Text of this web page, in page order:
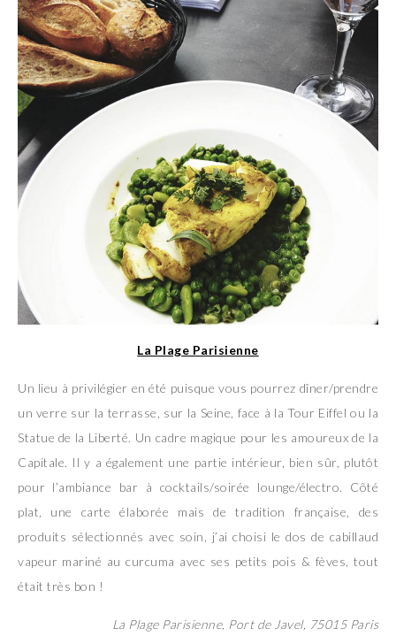
La Plage Parisienne
Un lieu à privilégier en été puisque vous pourrez dîner/prendre
un verre sur la terrasse, sur la Seine, face à la Tour Eiffel ou la
Statue de la Liberté. Un cadre magique pour les amoureux de la
Capitale. Il y a également une partie intérieur, bien sûr, plutôt
pour l’ambiance bar à cocktails/soirée lounge/électro. Côté
plat, une carte élaborée mais de tradition française, des
produits sélectionnés avec soin, j’ai choisi le dos de cabillaud
vapeur mariné au curcuma avec ses petits pois & fèves, tout
était très bon !
La Plage Parisienne, Port de Javel, 75015 Paris